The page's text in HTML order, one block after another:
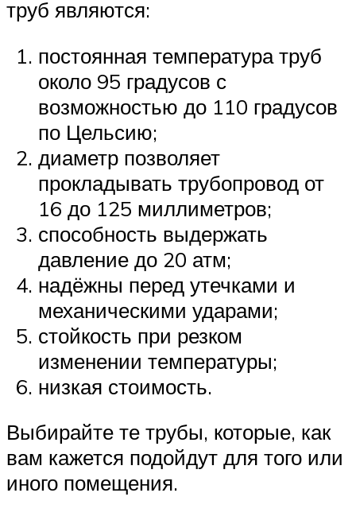
труб являются:
постоянная температура труб
около 95 градусов с
возможностью до 110 градусов
по Цельсию;
диаметр позволяет
прокладывать трубопровод от
16 до 125 миллиметров;
способность выдержать
давление до 20 атм;
надёжны перед утечками и
механическими ударами;
стойкость при резком
изменении температуры;
низкая стоимость.
Выбирайте те трубы, которые, как
вам кажется подойдут для того или
иного помещения.